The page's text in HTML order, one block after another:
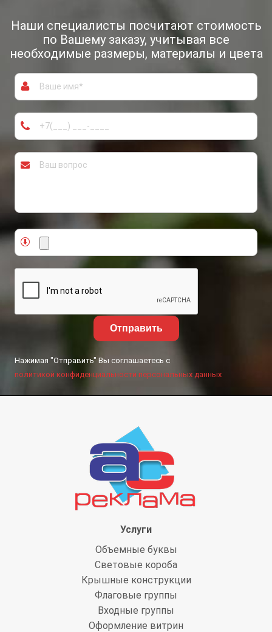
Наши специалисты посчитают стоимость
по Вашему заказу, учитывая все
необходимые размеры, материалы и цвета
Отправить
Нажимая "Отправить" Вы соглашаетесь с
политикой конфиденциальности персональных данных
Услуги
Объемные буквы
Световые короба
Крышные конструкции
Флаговые группы
Входные группы
Оформление витрин